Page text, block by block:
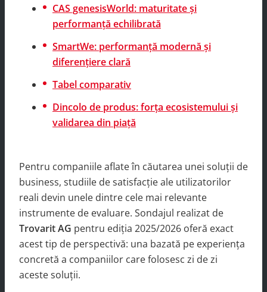
CAS genesisWorld: maturitate și
performanță echilibrată
SmartWe: performanță modernă și
diferențiere clară
Tabel comparativ
Dincolo de produs: forța ecosistemului și
validarea din piață
Pentru companiile aflate în căutarea unei soluții de
business, studiile de satisfacție ale utilizatorilor
reali devin unele dintre cele mai relevante
instrumente de evaluare. Sondajul realizat de
Trovarit AG pentru ediția 2025/2026 oferă exact
acest tip de perspectivă: una bazată pe experiența
concretă a companiilor care folosesc zi de zi
aceste soluții.